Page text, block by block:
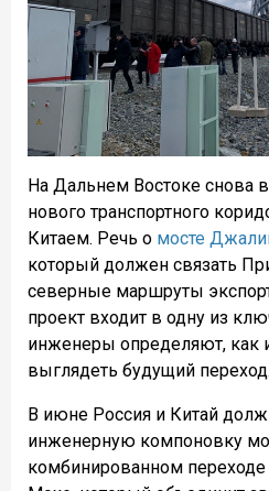
На Дальнем Востоке снова
нового транспортного
Китаем. Речь о мосте
который должен связать
северные маршруты
проект входит в одну из
инженеры определяют, как
выглядеть будущий переход.
В июне Россия и Китай
инженерную компоновку
комбинированном